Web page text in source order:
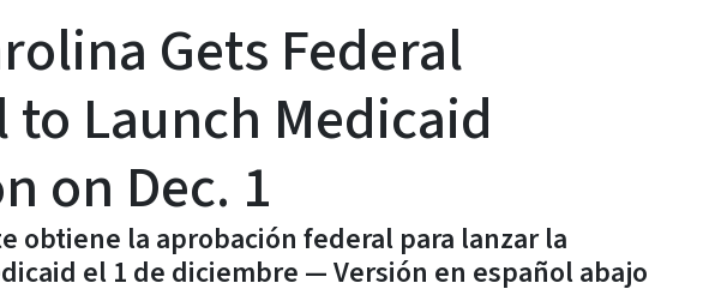
Gets Federal
Launch Medicaid
on Dec. 1
obtiene la aprobación federal para lanzar la
el 1 de diciembre — Versión en español abajo